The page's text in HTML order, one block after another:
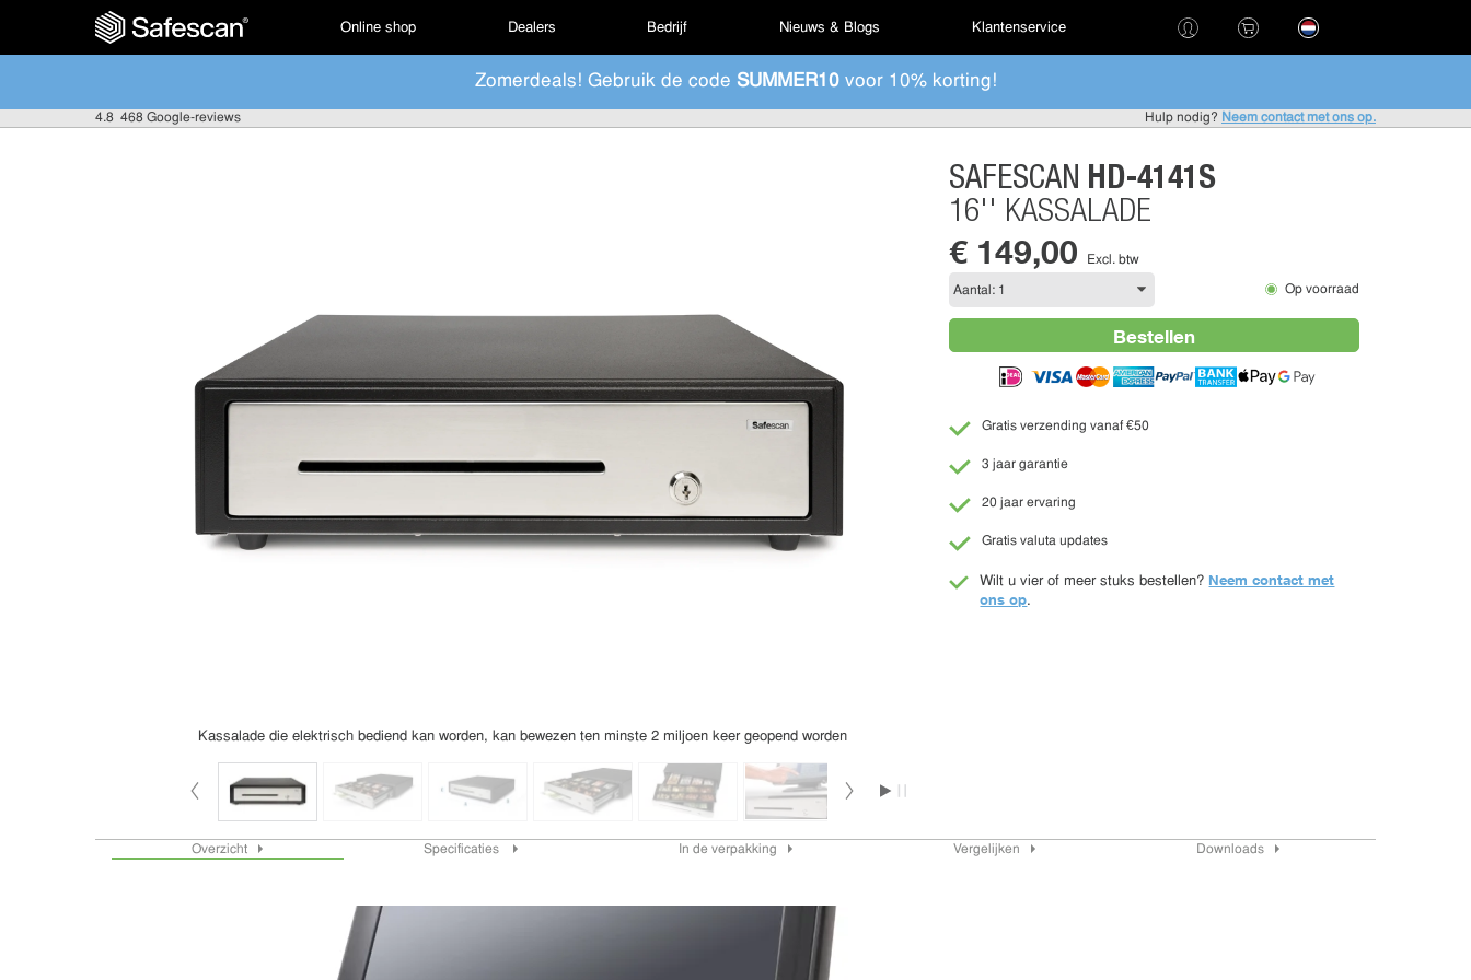
Online shop Dealers Bedrijf Nieuws & Blogs Klantenservice
Zomerdeals! Gebruik de code SUMMER10voor 10% korting!
4.8 468 Google-reviews Hulp nodig? Neem contact met ons op.
Kassalade die elektrisch bediend kan worden, kan bewezen ten minste 2 miljoen keer geopend worden
SAFESCAN HD-4141S
16'' KASSALADE
€ 149,00 Excl. btw
Op voorraad
Bestellen
Gratis verzending vanaf €50
3 jaar garantie
20 jaar ervaring
Gratis valuta updates
Wilt u vier of meer stuks bestellen? Neem contact met
ons op.
Overzicht Specificaties In de verpakking Vergelijken Downloads